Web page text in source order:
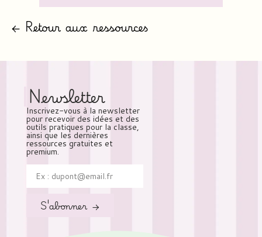
← Retour aux ressources
Newsletter
Inscrivez-vous à la newsletter
pour recevoir des idées et des
outils pratiques pour la classe,
ainsi que les dernières
ressources gratuites et
premium.
S'abonner →